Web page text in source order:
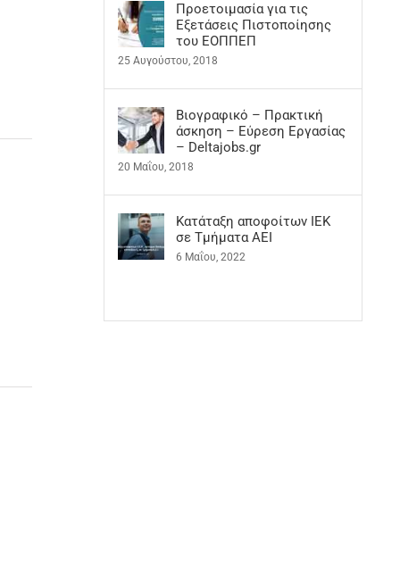
Προετοιμασία για τις
Εξετάσεις Πιστοποίησης
του ΕΟΠΠΕΠ
25 Αυγούστου, 2018
Βιογραφικό – Πρακτική
άσκηση – Εύρεση Εργασίας
– Deltajobs.gr
20 Μαΐου, 2018
Kατάταξη αποφοίτων ΙΕΚ
σε Τμήματα ΑΕΙ
6 Μαΐου, 2022